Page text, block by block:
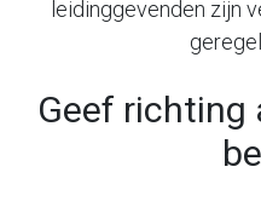
leidinggevenden zijn
Geef richting